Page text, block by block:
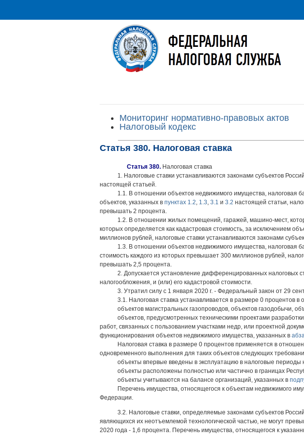
Мониторинг нормативно-правовых актов
Налоговый кодекс
Статья 380. Налоговая ставка
Статья 380. Налоговая ставка
1. Налоговые ставки устанавливаются законами субъектов
настоящей статьей.
1.1. В отношении объектов недвижимого имущества, налоговая
объектов, указанных в пунктах 1.2, 1.3, 3.1 и 3.2 настоящей статьи,
превышать 2 процента.
1.2. В отношении жилых помещений, гаражей, машино-мест,
которых определяется как кадастровая стоимость, за исключением
миллионов рублей, налоговые ставки устанавливаются законами
1.3. В отношении объектов недвижимого имущества, налоговая
стоимость каждого из которых превышает 300 миллионов рублей,
превышать 2,5 процента.
2. Допускается установление дифференцированных налоговых
налогообложения, и (или) его кадастровой стоимости.
3. Утратил силу с 1 января 2020 г. - Федеральный закон от 29
3.1. Налоговая ставка устанавливается в размере 0 процентов
объектов магистральных газопроводов, объектов газодобычи,
объектов, предусмотренных техническими проектами
работ, связанных с пользованием участками недр, или проектной
функционирования объектов недвижимого имущества, указанных в
Налоговая ставка в размере 0 процентов применяется в
одновременного выполнения для таких объектов следующих
объекты впервые введены в эксплуатацию в налоговые периоды
объекты расположены полностью или частично в границах
объекты учитываются на балансе организаций, указанных в
Перечень имущества, относящегося к объектам недвижимого
Федерации.
3.2. Налоговые ставки, определяемые законами субъектов
являющихся их неотъемлемой технологической частью, не могут
2020 года - 1,6 процента. Перечень имущества, относящегося к